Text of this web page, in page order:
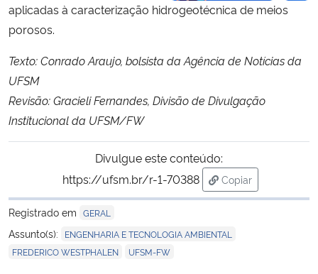
aplicadas à caracterização hidrogeotécnica de meios
porosos.
Texto: Conrado Araujo, bolsista da Agência de Notícias da
UFSM
Revisão: Gracieli Fernandes, Divisão de Divulgação
Institucional da UFSM/FW
Divulgue este conteúdo:
https://ufsm.br/r-1-70388
Copiar
para área de
Registrado em GERAL
Assunto(s): ENGENHARIA E TECNOLOGIA AMBIENTAL
FREDERICO WESTPHALEN UFSM-FW